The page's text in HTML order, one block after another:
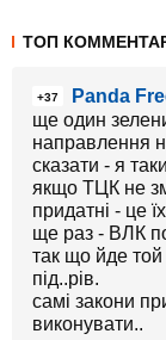
ТОП
+37
Panda
ще один
направлення
сказати - я
якщо ТЦК не
придатні - це
ще раз - ВЛК
так що йде той
під..рів.
самі закони
виконувати..